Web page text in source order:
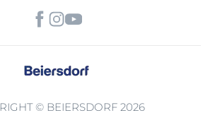
© BEIERSDORF 2026